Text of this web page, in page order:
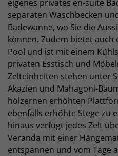
eigenes privates en-suite
separaten Waschbecken
Badewanne, wo Sie die
können. Zudem bietet auch
Pool und ist mit einem
privaten Esstisch und
Zelteinheiten stehen unter
Akazien und Mahagoni-
hölzernen erhöhten
ebenfalls erhöhte Stege zu
hinaus verfügt jedes Zelt
Veranda mit einer
entspannen und vom Tage